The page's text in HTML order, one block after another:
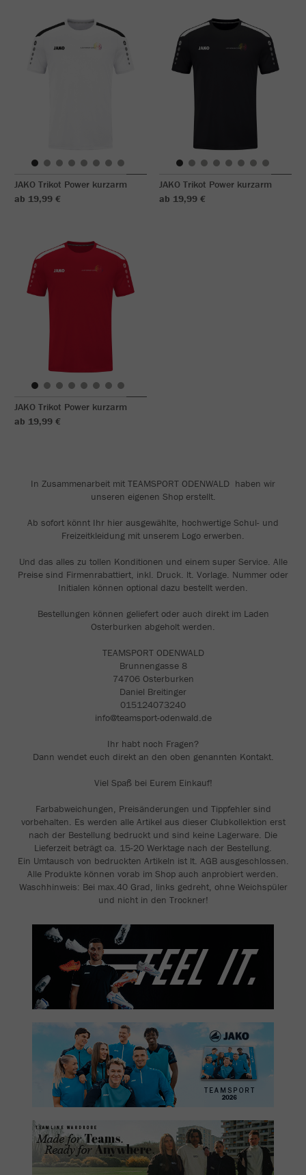
JAKO Trikot Power kurzarm
ab 19,99 €
JAKO Trikot Power kurzarm
ab 19,99 €
JAKO Trikot Power kurzarm
ab 19,99 €
In Zusammenarbeit mit TEAMSPORT ODENWALD haben wir
unseren eigenen Shop erstellt.
Ab sofort könnt Ihr hier ausgewählte, hochwertige Schul- und
Freizeitkleidung mit unserem Logo erwerben.
Und das alles zu tollen Konditionen und einem super Service. Alle
Preise sind Firmenrabattiert, inkl. Druck. lt. Vorlage. Nummer oder
Initialen können optional dazu bestellt werden.
Bestellungen können geliefert oder auch direkt im Laden
Osterburken abgeholt werden.
TEAMSPORT ODENWALD
Brunnengasse 8
74706 Osterburken
Daniel Breitinger
015124073240
info@teamsport-odenwald.de
Ihr habt noch Fragen?
Dann wendet euch direkt an den oben genannten Kontakt.
Viel Spaß bei Eurem Einkauf!
Farbabweichungen, Preisänderungen und Tippfehler sind
vorbehalten. Es werden alle Artikel aus dieser Clubkollektion erst
nach der Bestellung bedruckt und sind keine Lagerware. Die
Lieferzeit beträgt ca. 15-20 Werktage nach der Bestellung.
Ein Umtausch von bedruckten Artikeln ist lt. AGB ausgeschlossen.
Alle Produkte können vorab im Shop auch anprobiert werden.
Waschhinweis: Bei max.40 Grad, links gedreht, ohne Weichspüler
und nicht in den Trockner!